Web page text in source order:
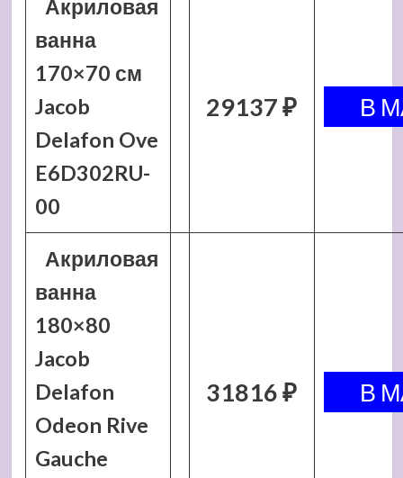
Акриловая
ванна
170×70 см
Jacob
Delafon Ove
E6D302RU-
00
29137 ₽
Акриловая
ванна
180×80
Jacob
Delafon
Odeon Rive
Gauche
31816 ₽